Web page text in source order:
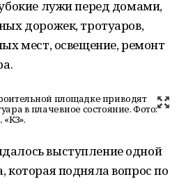
лужи перед домами,
дорожек, тротуаров,
мест, освещение, ремонт
площадке приводят
в плачевное состояние. Фото:
выступление одной
которая подняла вопрос по